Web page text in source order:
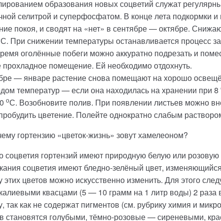
образования новых соцветий служат
селитрой и суперфосфатом. В конце лета подкормки
покоя, и сводят на «нет» в сентябре — октябре.
С. При снижении температуры останавливается процесс
оголённые побеги можно аккуратно подрезать и
прохладное помещение. Ей необходимо отдохнуть.
— январе растение снова помещают на хорошо
температур — если она находилась на хранении при 8
оС. Возобновите полив. При появлении листьев можно
цветение. Полейте однократно слабым
гортензию «цветок-жизнь» зовут хамелеоном?
соцветия гортензий имеют природную белую или
соцветия имеют бледно-зелёный цвет,
этих цветов можно искусственно изменить. Для этого
квасцами (5 — 10 грамм на 1 литр воды) 2 раза
так как не содержат пигментов (см. рубрику химия и
становятся голубыми, тёмно-розовые — сиреневыми,